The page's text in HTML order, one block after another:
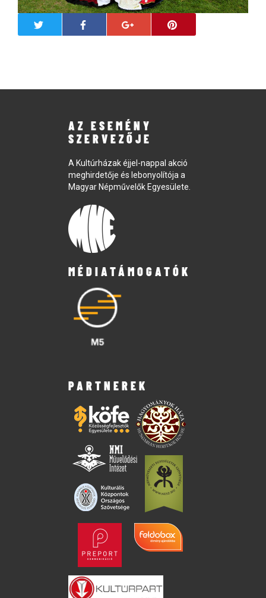
AZ ESEMÉNY
SZERVEZŐJE
A Kultúrházak éjjel-nappal akció
meghirdetője és lebonyolítója a
Magyar Népművelők Egyesülete.
MÉDIATÁMOGATÓK
PARTNEREK